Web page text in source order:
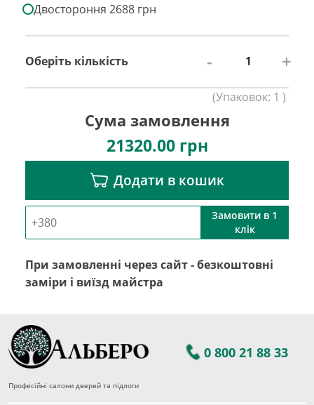
Двостороння 2688 грн
Оберіть кількість - +
(Упаковок: 1 )
Сума замовлення
21320.00грн
Додати в кошик
Замовити в 1
клік
При замовленні через сайт - безкоштовні
заміри і виїзд майстра
0 800 21 88 33
Професійні салони дверей та підлоги